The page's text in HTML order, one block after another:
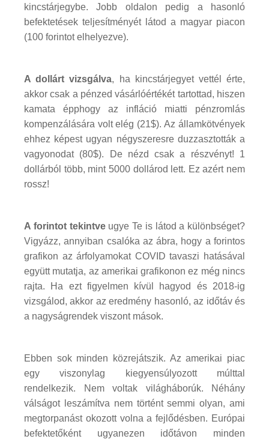
kincstárjegybe. Jobb oldalon pedig a hasonló
befektetések teljesítményét látod a magyar piacon
(100 forintot elhelyezve).
A dollárt vizsgálva, ha kincstárjegyet vettél érte,
akkor csak a pénzed vásárlóértékét tartottad, hiszen
kamata épphogy az infláció miatti pénzromlás
kompenzálására volt elég (21$). Az államkötvények
ehhez képest ugyan négyszeresre duzzasztották a
vagyonodat (80$). De nézd csak a részvényt! 1
dollárból több, mint 5000 dollárod lett. Ez azért nem
rossz!
A forintot tekintveugye Te is látod a különbséget?
Vigyázz, annyiban csalóka az ábra, hogy a forintos
grafikon az árfolyamokat COVID tavaszi hatásával
együtt mutatja, az amerikai grafikonon ez még nincs
rajta. Ha ezt figyelmen kívül hagyod és 2018-ig
vizsgálod, akkor az eredmény hasonló, az időtáv és
a nagyságrendek viszont mások.
Ebben sok minden közrejátszik. Az amerikai piac
egy viszonylag kiegyensúlyozott múlttal
rendelkezik. Nem voltak világháborúk. Néhány
válságot leszámítva nem történt semmi olyan, ami
megtorpanást okozott volna a fejlődésben. Európai
befektetőként ugyanezen időtávon minden